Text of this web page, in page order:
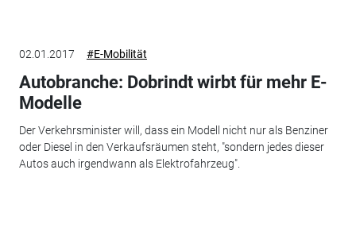
02.01.2017 #E-Mobilität
Autobranche: Dobrindt wirbt für mehr E-
Modelle
Der Verkehrsminister will, dass ein Modell nicht nur als Benziner
oder Diesel in den Verkaufsräumen steht, "sondern jedes dieser
Autos auch irgendwann als Elektrofahrzeug".